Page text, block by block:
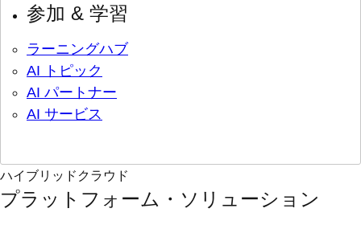
参加 & 学習
ラーニングハブ
AI トピック
AI パートナー
AI サービス
ハイブリッドクラウド
プラットフォーム・ソリューション